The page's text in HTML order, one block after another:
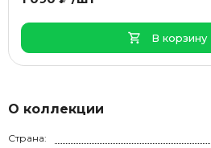
О коллекции
Страна:
В корзину